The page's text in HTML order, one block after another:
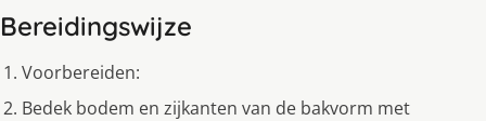
Bereidingswijze
Voorbereiden:
Bedek bodem en zijkanten van de bakvorm met